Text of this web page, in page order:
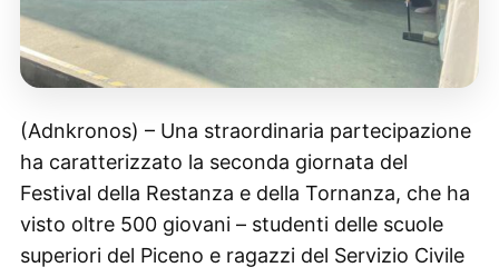
(Adnkronos) – Una straordinaria partecipazione
ha caratterizzato la seconda giornata del
Festival della Restanza e della Tornanza, che ha
visto oltre 500 giovani – studenti delle scuole
superiori del Piceno e ragazzi del Servizio Civile